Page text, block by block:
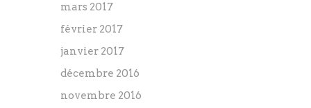
mars 2017
février 2017
janvier 2017
décembre 2016
novembre 2016